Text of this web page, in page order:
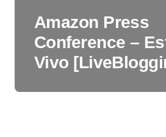
Amazon Press
Conference –
Vivo